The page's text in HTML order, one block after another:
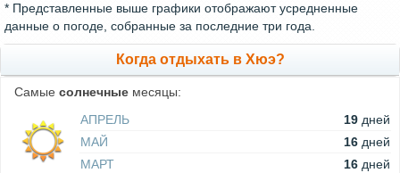
* Представленные выше графики отображают усредненные
данные о погоде, собранные за последние три года.
Когда отдыхать в Хюэ?
Самые солнечные месяцы:
АПРЕЛЬ
19 дней
МАЙ
16 дней
МАРТ
16 дней